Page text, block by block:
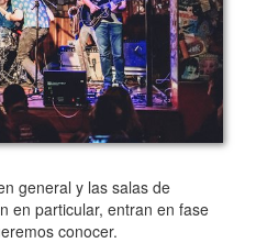
general y las salas de
en particular, entran en fase
conocer.